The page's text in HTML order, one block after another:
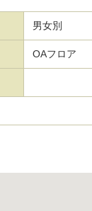
男女別
OAフロア